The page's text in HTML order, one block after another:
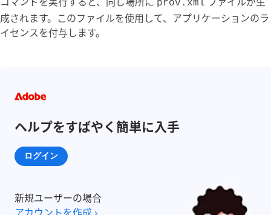
prov.xml
成されます。このファイルを使用して、アプリケーションのラ
イセンスを付与します。
ヘルプをすばやく簡単に入手
ログイン
新規ユーザーの場合
アカウントを作成 ›